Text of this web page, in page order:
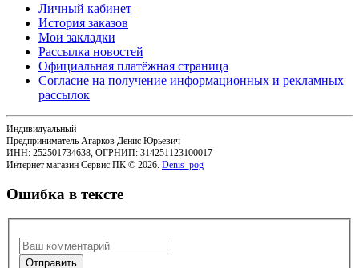
Личный кабинет
История заказов
Мои закладки
Рассылка новостей
Официальная платёжная страница
Согласие на получение информационных и рекламных
рассылок
Индивидуальный
Предприниматель Агарков Денис Юрьевич
ИНН: 252501734638, ОГРНИП: 314251123100017
Интернет магазин Сервис ПК © 2026. Denis_pog
Ошибка в тексте